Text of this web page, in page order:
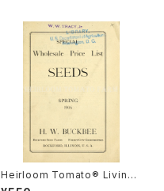
Heirloom Tomato® Livings
ton's Crimson Cushion エア